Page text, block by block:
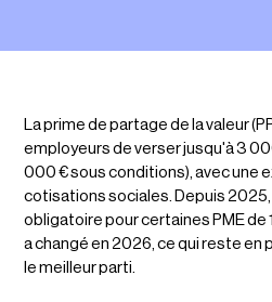
La prime de partage de la valeur
employeurs de verser jusqu'à 3
000 € sous conditions), avec une
cotisations sociales. Depuis
obligatoire pour certaines PME de
a changé en 2026, ce qui reste en
le meilleur parti.